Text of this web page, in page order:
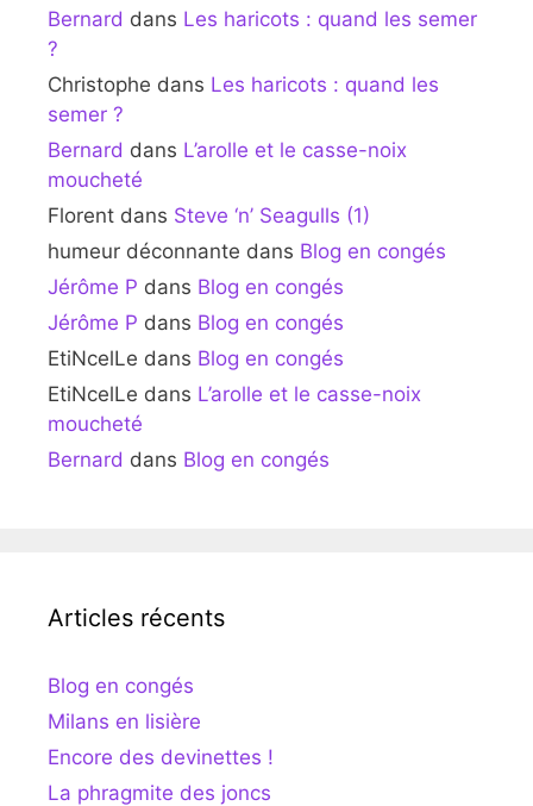
Bernard dans Les haricots : quand les semer
?
Christophe dans Les haricots : quand les
semer ?
Bernard dans L’arolle et le casse-noix
moucheté
Florent dans Steve ‘n’ Seagulls (1)
humeur déconnante dans Blog en congés
Jérôme P dans Blog en congés
Jérôme P dans Blog en congés
EtiNcelLe dans Blog en congés
EtiNcelLe dans L’arolle et le casse-noix
moucheté
Bernard dans Blog en congés
Articles récents
Blog en congés
Milans en lisière
Encore des devinettes !
La phragmite des joncs